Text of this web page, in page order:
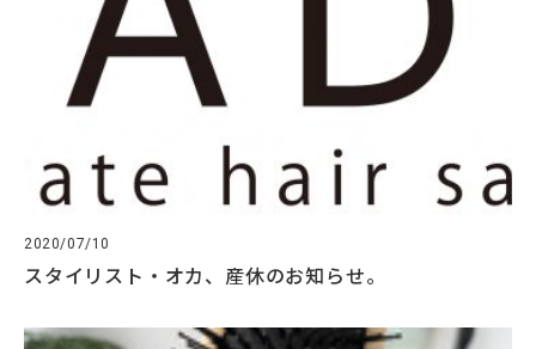
2020/07/10
スタイリスト・オカ、産休のお知らせ。